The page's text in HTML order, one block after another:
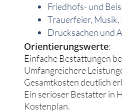
Friedhofs- und
Trauerfeier, Musik,
Drucksachen und
Orientierungswerte:
Einfache Bestattungen
Umfangreichere
Gesamtkosten deutlich
Ein seriöser Bestatter in
Kostenplan.